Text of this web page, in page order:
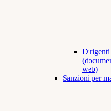
Dirigenti
web)
Sanzioni per